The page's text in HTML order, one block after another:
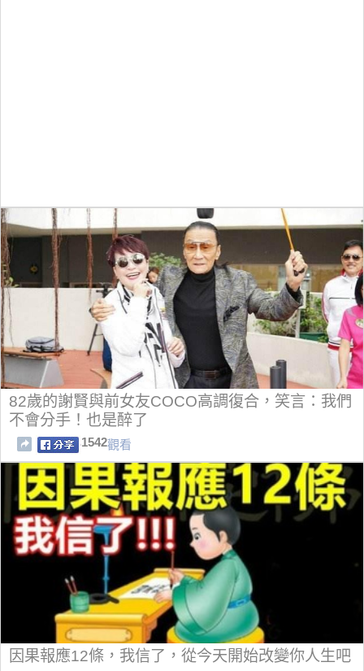
82歲的謝賢與前女友COCO高調復合，笑言：我們
不會分手！也是醉了
1542觀看
因果報應12條，我信了，從今天開始改變你人生吧